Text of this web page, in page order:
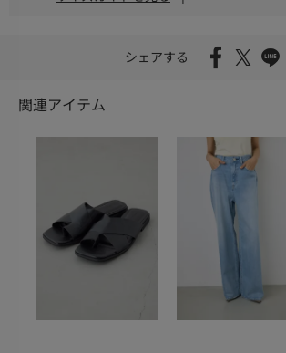
シェアする
関連アイテム